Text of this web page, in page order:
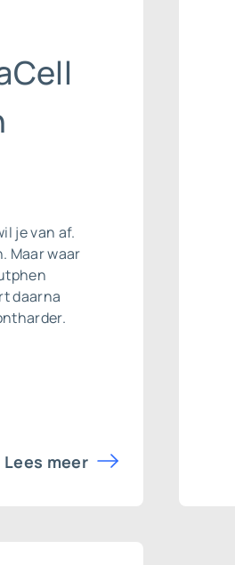
je van af.
Maar waar
daarna
.
Lees meer